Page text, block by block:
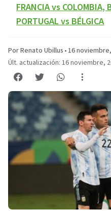
FRANCIA vs COLOMBIA,
PORTUGAL vs BÉLGICA
Por Renato Ubillus • 16
Últ. actualización: 16 noviembre,